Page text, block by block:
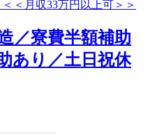
／寮費半額補助
あり／土日祝休